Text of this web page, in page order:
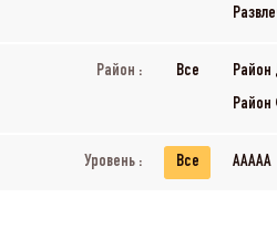
Район : Все Район
Район
Уровень : Все AAAAA